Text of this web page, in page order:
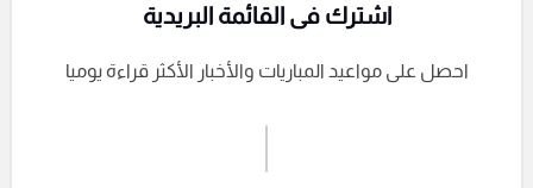
إرسال تعليق
اشترك فى القائمة البريدية
احصل على مواعيد المباريات والأخبار الأكثر قراءة يوميا